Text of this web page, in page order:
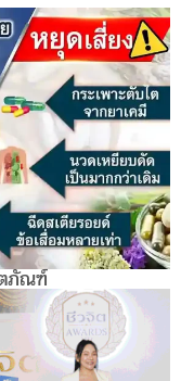
ภัณฑ์